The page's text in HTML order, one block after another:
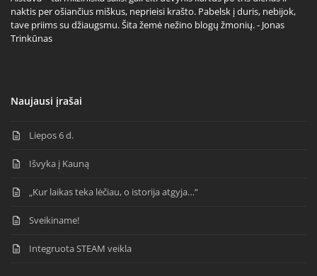
naktis per ošiančius miškus, neprieisi krašto. Pabelsk į duris, nebijok,
tave priims su džiaugsmu. Šita žemė nežino blogų žmonių. - Jonas
Trinkūnas
Naujausi įrašai
Liepos 6 d.
Išvyka į Kauną
„Kur laikas teka lėčiau, o istorija atgyja…“
Sveikiname!
Integruota STEAM veikla